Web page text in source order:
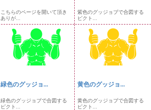
こちらのページを開いて頂き
ありが...
紫色のグッジョブで合図する
ピクト...
緑色のグッジョ...
緑色のグッジョブで合図する
ピクト...
黄色のグッジョ...
黄色のグッジョブで合図する
ピクト...